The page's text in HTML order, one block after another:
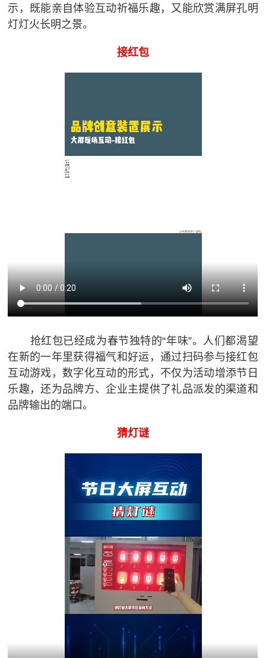
示，既能亲自体验互动祈福乐趣，又能欣赏满屏孔明
灯灯火长明之景。
接红包
抢红包已经成为春节独特的“年味”。人们都渴望
在新的一年里获得福气和好运，通过扫码参与接红包
互动游戏，数字化互动的形式，不仅为活动增添节日
乐趣，还为品牌方、企业主提供了礼品派发的渠道和
品牌输出的端口。
猜灯谜